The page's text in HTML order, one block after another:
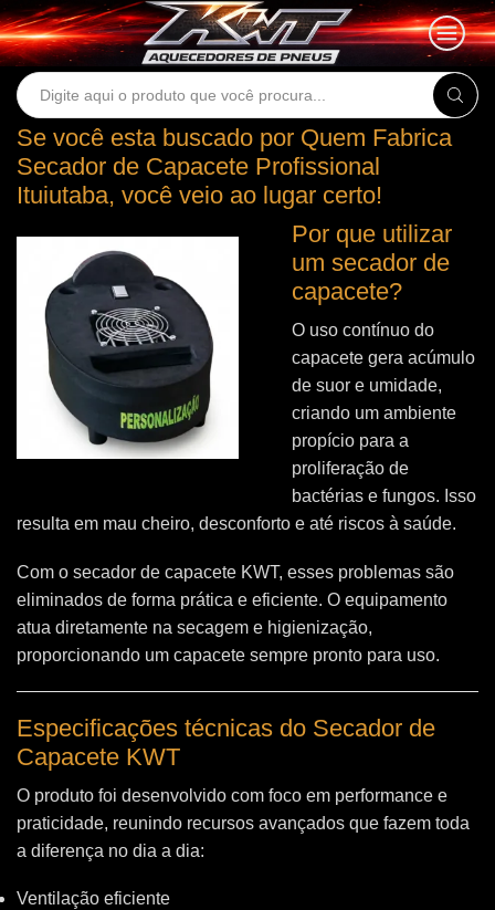
Search
Se você esta buscado por Quem Fabrica
Secador de Capacete Profissional
Ituiutaba, você veio ao lugar certo!
Por que utilizar
um secador de
capacete?
O uso contínuo do
capacete gera acúmulo
de suor e umidade,
criando um ambiente
propício para a
proliferação de
bactérias e fungos. Isso
resulta em mau cheiro, desconforto e até riscos à saúde.
Com o secador de capacete KWT, esses problemas são
eliminados de forma prática e eficiente. O equipamento
atua diretamente na secagem e higienização,
proporcionando um capacete sempre pronto para uso.
Especificações técnicas do Secador de
Capacete KWT
O produto foi desenvolvido com foco em performance e
praticidade, reunindo recursos avançados que fazem toda
a diferença no dia a dia:
Ventilação eficiente